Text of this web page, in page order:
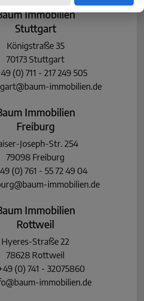
Immobilien
Stuttgart
Königstraße 35
70173 Stuttgart
(0) 711 - 217 249 505
immobilien.de
Immobilien
Freiburg
Joseph-Str. 254
79098 Freiburg
(0) 761 - 55 72 49 04
immobilien.de
Immobilien
Rottweil
Hyeres-Straße 22
78628 Rottweil
(0) 741 - 32075860
immobilien.de